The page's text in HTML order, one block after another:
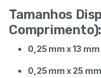
Tamanhos
Comprimento):
0,25 mm x 13 mm
0,25 mm x 25 mm